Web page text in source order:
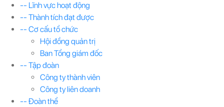
-- Lĩnh vực hoạt động
-- Thành tích đạt được
-- Cơ cấu tổ chức
Hội đồng quản trị
Ban Tổng giám đốc
-- Tập đoàn
Công ty thành viên
Công ty liên doanh
-- Đoàn thể